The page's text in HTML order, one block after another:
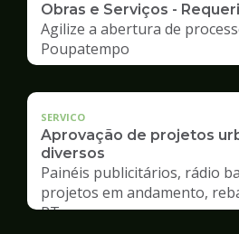
Obras e Serviços -
Agilize a abertura de
Poupatempo
SERVICO
Aprovação de projetos
diversos
Painéis publicitários, rádio
projetos em andamento,
RT